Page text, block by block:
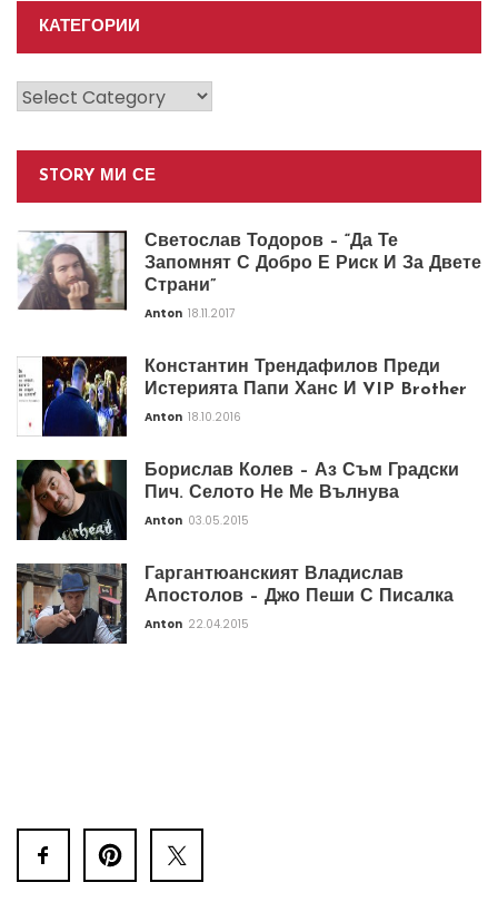
КАТЕГОРИИ
Категории
STORY МИ СЕ
Светослав Тодоров – “Да Те
Запомнят С Добро Е Риск И За Двете
Страни”
Anton 18.11.2017
Константин Трендафилов Преди
Истерията Папи Ханс И VIP Brother
Anton 18.10.2016
Борислав Колев – Аз Съм Градски
Пич. Селото Не Ме Вълнува
Anton 03.05.2015
Гаргантюанският Владислав
Апостолов – Джо Пеши С Писалка
Anton 22.04.2015